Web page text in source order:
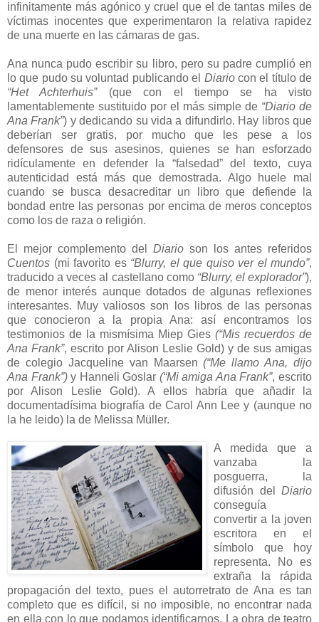
infinitamente más agónico y cruel que el de tantas miles de
víctimas inocentes que experimentaron la relativa rapidez
de una muerte en las cámaras de gas.
Ana nunca pudo escribir su libro, pero su padre cumplió en
lo que pudo su voluntad publicando el Diariocon el título de
“Het Achterhuis”(que con el tiempo se ha visto
lamentablemente sustituido por el más simple de “Diario de
Ana Frank”) y dedicando su vida a difundirlo. Hay libros que
deberían ser gratis, por mucho que les pese a los
defensores de sus asesinos, quienes se han esforzado
ridículamente en defender la “falsedad” del texto, cuya
autenticidad está más que demostrada. Algo huele mal
cuando se busca desacreditar un libro que defiende la
bondad entre las personas por encima de meros conceptos
como los de raza o religión.
El mejor complemento del Diario son los antes referidos
Cuentos (mi favorito es “Blurry, el que quiso ver el mundo”,
traducido a veces al castellano como “Blurry, el explorador”),
de menor interés aunque dotados de algunas reflexiones
interesantes. Muy valiosos son los libros de las personas
que conocieron a la propia Ana: así encontramos los
testimonios de la mismísima Miep Gies (“Mis recuerdos de
Ana Frank”, escrito por Alison Leslie Gold) y de sus amigas
de colegio Jacqueline van Maarsen(“Me llamo Ana, dijo
Ana Frank”)y Hanneli Goslar (“Mi amiga Ana Frank”, escrito
por Alison Leslie Gold). A ellos habría que añadir la
documentadísima biografía de Carol Ann Lee y (aunque no
la he leido) la de Melissa Müller.
A medida que a
vanzaba la
posguerra, la
difusión del Diario
conseguía
convertir a la joven
escritora en el
símbolo que hoy
representa. No es
extraña la rápida
propagación del texto, pues el autorretrato de Ana es tan
completo que es difícil, si no imposible, no encontrar nada
en ella con lo que podamos identificarnos. La obra de teatro